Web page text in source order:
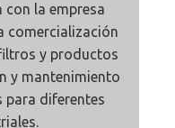
la empresa
comercialización
y productos
y mantenimiento
para diferentes